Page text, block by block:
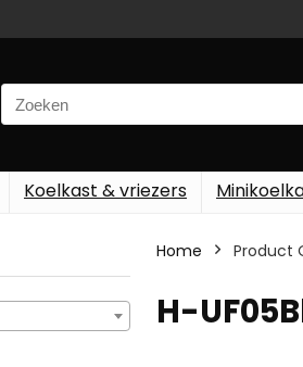
Search
for:
Koelkast & vriezers
Home Product
‎H-